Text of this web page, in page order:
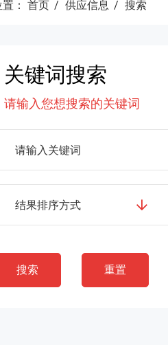
： 首页 供应信息 搜索
关键词搜索
请输入您想搜索的关键词
结果排序方式
搜索 重置